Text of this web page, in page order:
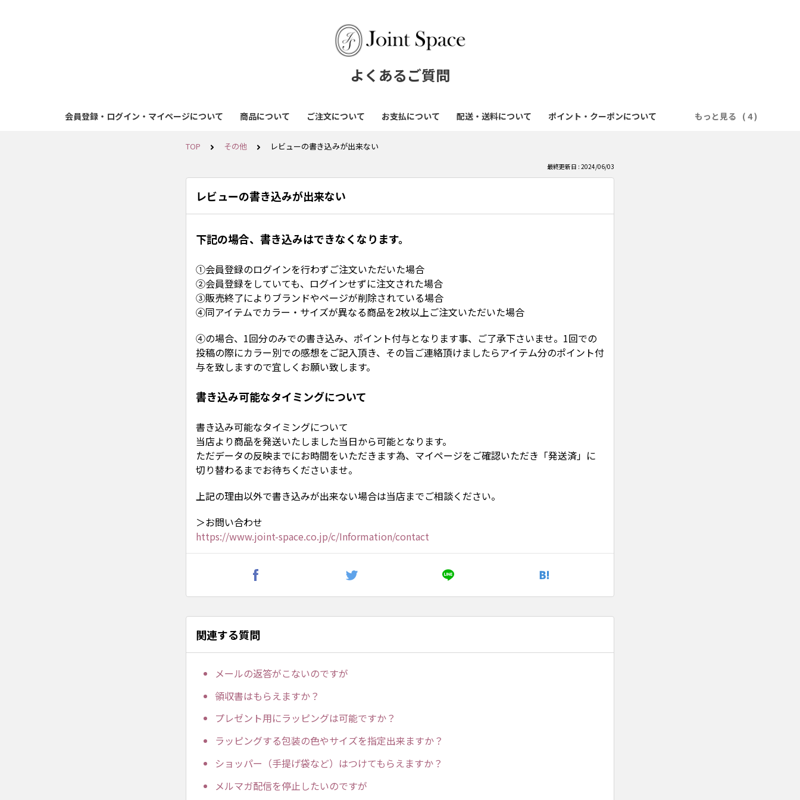
よくあるご質問
会員登録・ログイン・マイページについて 商品について ご注文について お支払について 配送・送料について ポイント・クーポンについて もっと見る
TOP その他 レビューの書き込みが出来ない
最終更新日 : 2024/06/03
レビューの書き込みが出来ない
下記の場合、書き込みはできなくなります。
①会員登録のログインを行わずご注文いただいた場合
②会員登録をしていても、ログインせずに注文された場合
③販売終了によりブランドやページが削除されている場合
④同アイテムでカラー・サイズが異なる商品を2枚以上ご注文いただいた場合
④の場合、1回分のみでの書き込み、ポイント付与となります事、ご了承下さいませ。1回での
投稿の際にカラー別での感想をご記入頂き、その旨ご連絡頂けましたらアイテム分のポイント付
与を致しますので宜しくお願い致します。
書き込み可能なタイミングについて
書き込み可能なタイミングについて
当店より商品を発送いたしました当日から可能となります。
ただデータの反映までにお時間をいただきます為、マイページをご確認いただき「発送済」に
切り替わるまでお待ちくださいませ。
上記の理由以外で書き込みが出来ない場合は当店までご相談ください。
＞お問い合わせ
https://www.joint-space.co.jp/c/Information/contact
関連する質問
メールの返答がこないのですが
領収書はもらえますか？
プレゼント用にラッピングは可能ですか？
ラッピングする包装の色やサイズを指定出来ますか？
ショッパー（手提げ袋など）はつけてもらえますか？
メルマガ配信を停止したいのですが